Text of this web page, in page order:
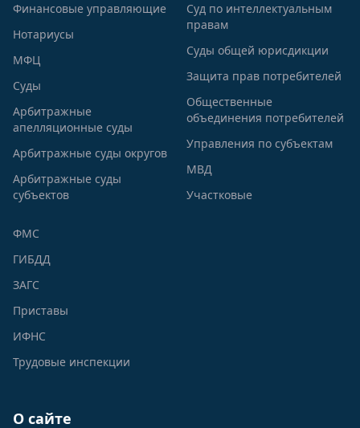
Финансовые управляющие
Нотариусы
МФЦ
Суды
Арбитражные
апелляционные суды
Арбитражные суды округов
Арбитражные суды
субъектов
Суд по интеллектуальным
правам
Суды общей юрисдикции
Защита прав потребителей
Общественные
объединения потребителей
Управления по субъектам
МВД
Участковые
ФМС
ГИБДД
ЗАГС
Приставы
ИФНС
Трудовые инспекции
О сайте